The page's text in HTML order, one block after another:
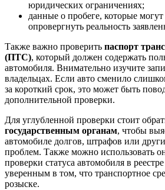
юридических ограничениях;
данные о пробеге, которые
опровергнуть реальность
Также важно проверить паспорт
(ПТС), который должен содержать
автомобиля. Внимательно изучите
владельцах. Если авто сменило
за короткий срок, это может быть
дополнительной проверки.
Для углубленной проверки стоит
государственным органам, чтобы
автомобиле долгов, штрафов или
проблем. Также можно использовать
проверки статуса автомобиля в
уверенным в том, что транспортное
розыске.